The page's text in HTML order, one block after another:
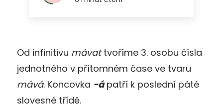
Od infinitivu mávattvoříme 3. osobu čísla
jednotného v přítomném čase ve tvaru
mává. Koncovka -ápatří k poslední páté
slovesné třídě.